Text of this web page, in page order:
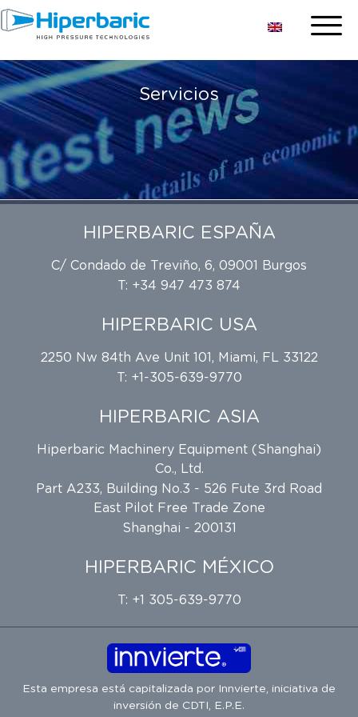
Servicios
HIPERBARIC ESPAÑA
C/ Condado de Treviño, 6, 09001 Burgos
T: +34 947 473 874
HIPERBARIC USA
2250 Nw 84th Ave Unit 101, Miami, FL 33122
T: +1-305-639-9770
HIPERBARIC ASIA
Hiperbaric Machinery Equipment (Shanghai)
Co., Ltd.
Part A233, Building No.3 - 526 Fute 3rd Road
East Pilot Free Trade Zone
Shanghai - 200131
HIPERBARIC MÉXICO
T: +1 305-639-9770
Esta empresa está capitalizada por Innvierte , iniciativa de
inversión de CDTI, E.P.E.